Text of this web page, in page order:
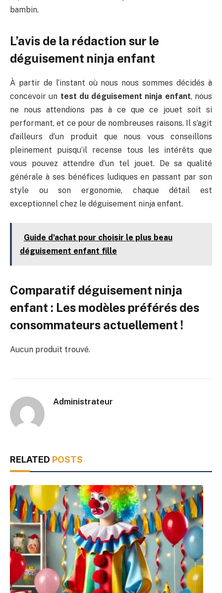
bambin.
L’avis de la rédaction sur le
déguisement ninja enfant
À partir de l’instant où nous nous sommes décidés à
concevoir un test du déguisement ninja enfant, nous
ne nous attendions pas à ce que ce jouet soit si
performant, et ce pour de nombreuses raisons. Il s’agit
d’ailleurs d’un produit que nous vous conseillons
pleinement puisqu’il recense tous les intérêts que
vous pouvez attendre d’un tel jouet. De sa qualité
générale à ses bénéfices ludiques en passant par son
style ou son ergonomie, chaque détail est
exceptionnel chez le déguisement ninja enfant.
Guide d'achat pour choisir le plus beau
déguisement enfant fille
Comparatif déguisement ninja
enfant : Les modèles préférés des
consommateurs actuellement !
Aucun produit trouvé.
Administrateur
RELATED POSTS